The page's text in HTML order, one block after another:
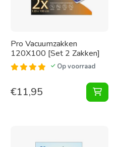
150x110 [Set 2
Pro Vacuumzakken
120X100 [Set 2 Zakken]
Op voorraad
€11,95